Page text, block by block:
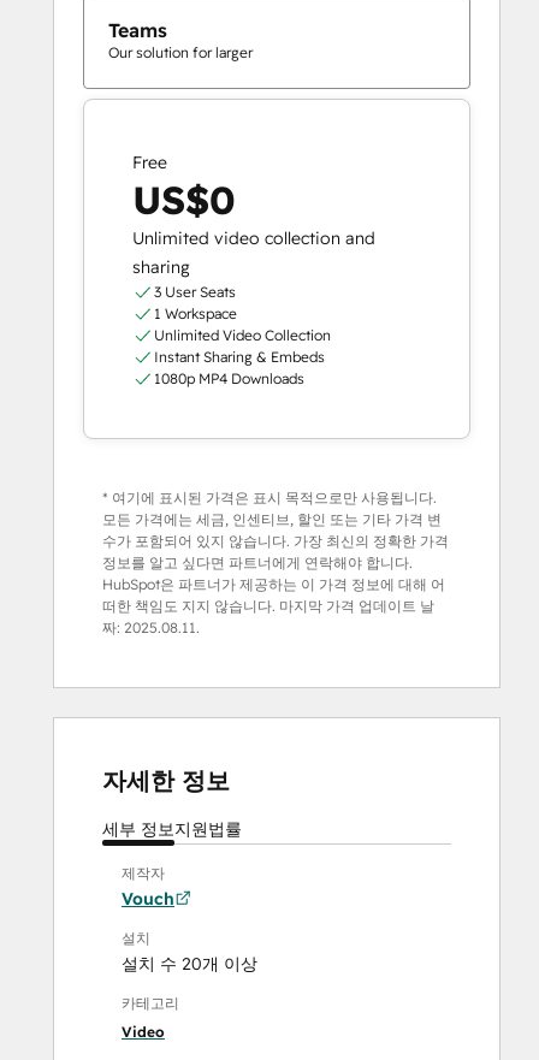
Teams
Our solution for larger
Free
US$0
Unlimited video collection and
sharing
3 User Seats
1 Workspace
Unlimited Video Collection
Instant Sharing & Embeds
1080p MP4 Downloads
* 여기에 표시된 가격은 표시 목적으로만 사용됩니다.
모든 가격에는 세금, 인센티브, 할인 또는 기타 가격 변
수가 포함되어 있지 않습니다. 가장 최신의 정확한 가격
정보를 알고 싶다면 파트너에게 연락해야 합니다.
HubSpot은 파트너가 제공하는 이 가격 정보에 대해 어
떠한 책임도 지지 않습니다. 마지막 가격 업데이트 날
짜: 2025.08.11.
자세한 정보
세부 정보지원법률
제작자
Vouch
설치
설치 수 20개 이상
카테고리
Video